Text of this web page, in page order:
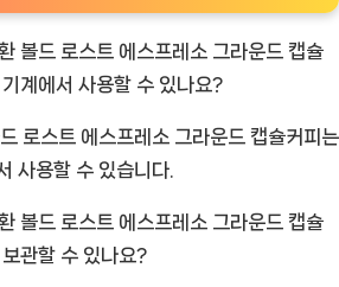
볼드 로스트 에스프레소 그라운드 캡슐
계에서 사용할 수 있나요?
로스트 에스프레소 그라운드 캡슐커피는
사용할 수 있습니다.
볼드 로스트 에스프레소 그라운드 캡슐
관할 수 있나요?